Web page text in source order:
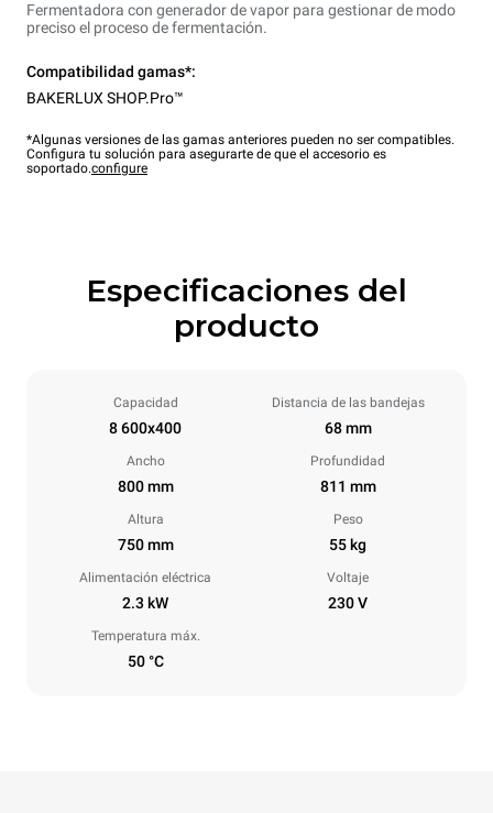
Fermentadora con generador de vapor para gestionar de modo
preciso el proceso de fermentación.
Compatibilidad gamas*:
BAKERLUX SHOP.Pro™
*Algunas versiones de las gamas anteriores pueden no ser compatibles.
Configura tu solución para asegurarte de que el accesorio es
soportado.configure
Especificaciones del
producto
Capacidad
8 600x400
Distancia de las bandejas
68 mm
Ancho
800 mm
Profundidad
811 mm
Altura
750 mm
Peso
55 kg
Alimentación eléctrica
2.3 kW
Voltaje
230 V
Temperatura máx.
50 °C